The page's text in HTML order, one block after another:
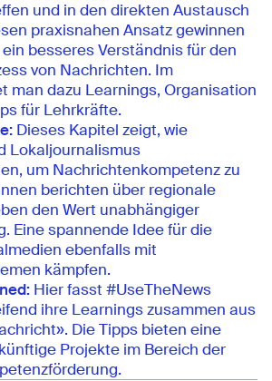
und in den direkten Austausch
praxisnahen Ansatz gewinnen
besseres Verständnis für den
von Nachrichten. Im
man dazu Learnings, Organisation
für Lehrkräfte.
: Dieses Kapitel zeigt, wie
Lokaljournalismus
um Nachrichtenkompetenz zu
berichten über regionale
den Wert unabhängiger
Eine spannende Idee für die
ebenfalls mit
kämpfen.
Hier fasst #UseTheNews
ihre Learnings zusammen aus
Die Tipps bieten eine
Projekte im Bereich der